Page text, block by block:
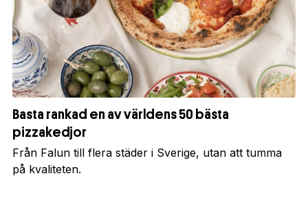
Basta rankad en av världens 50 bästa
pizzakedjor
Från Falun till flera städer i Sverige, utan att tumma
på kvaliteten.